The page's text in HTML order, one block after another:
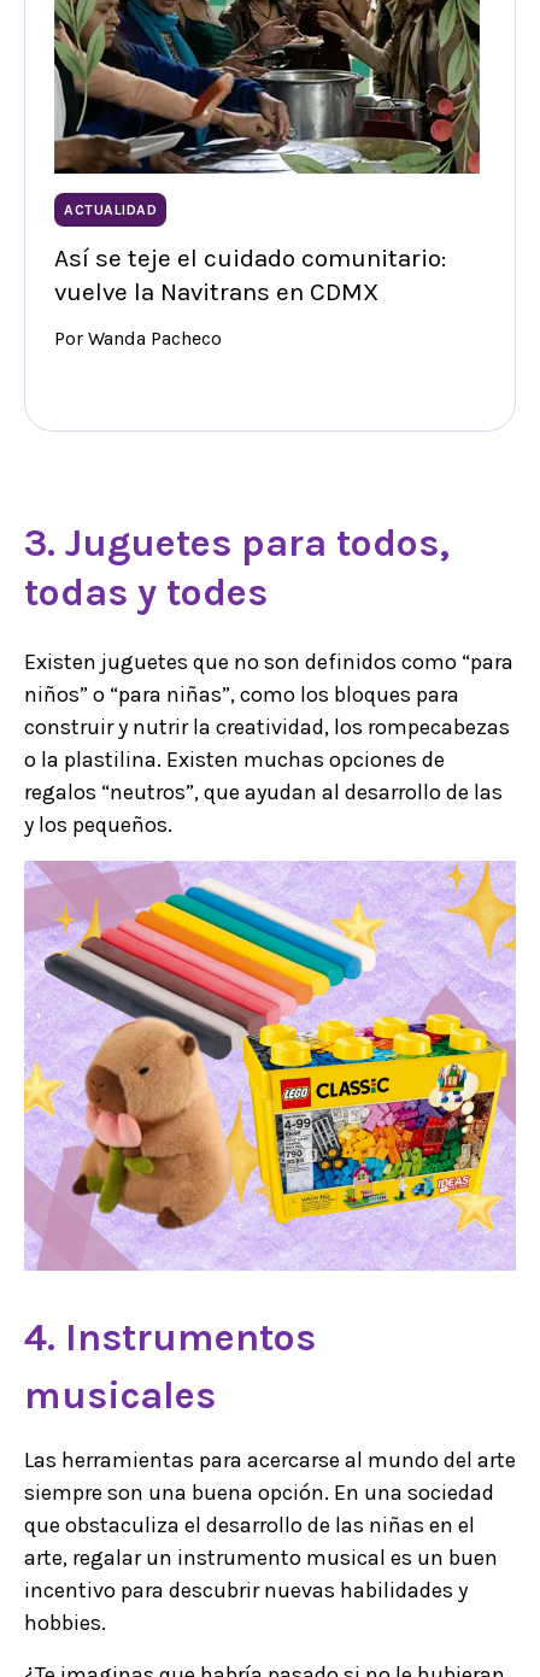
ACTUALIDAD
Así se teje el cuidado comunitario:
vuelve la Navitrans en CDMX
Por Wanda Pacheco
3. Juguetes para todos,
todas y todes
Existen juguetes que no son definidos como “para
niños” o “para niñas”, como los bloques para
construir y nutrir la creatividad, los rompecabezas
o la plastilina. Existen muchas opciones de
regalos “neutros”, que ayudan al desarrollo de las
y los pequeños.
4. Instrumentos
musicales
Las herramientas para acercarse al mundo del arte
siempre son una buena opción. En una sociedad
que obstaculiza el desarrollo de las niñas en el
arte, regalar un instrumento musical es un buen
incentivo para descubrir nuevas habilidades y
hobbies.